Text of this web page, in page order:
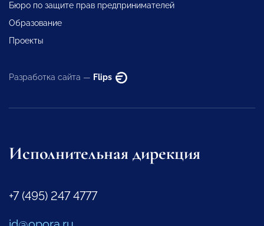
Бюро по защите прав предпринимателей
Образование
Проекты
Разработка сайта — Flips
Исполнительная дирекция
+7 (495) 247 4777